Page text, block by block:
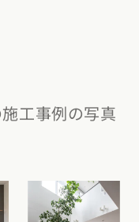
工事例の写真